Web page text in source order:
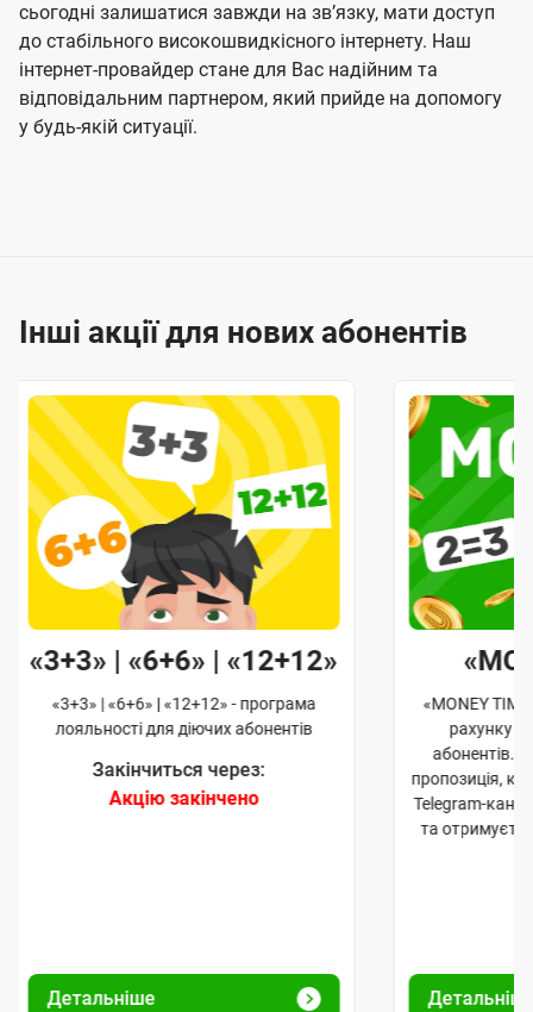
сьогодні залишатися завжди на звʼязку, мати доступ
до стабільного високошвидкісного інтернету. Наш
інтернет-провайдер стане для Вас надійним та
відповідальним партнером, який прийде на допомогу
у будь-якій ситуації.
Інші акції для нових абонентів
«3+3» | «6+6» | «12+12»
«3+3» | «6+6» | «12+12» - програма
лояльності для діючих абонентів
Закінчиться через:
Акцію закінчено
Детальніше
«MONEY
рахунку
абонентів.
пропозиція,
Telegram-
та